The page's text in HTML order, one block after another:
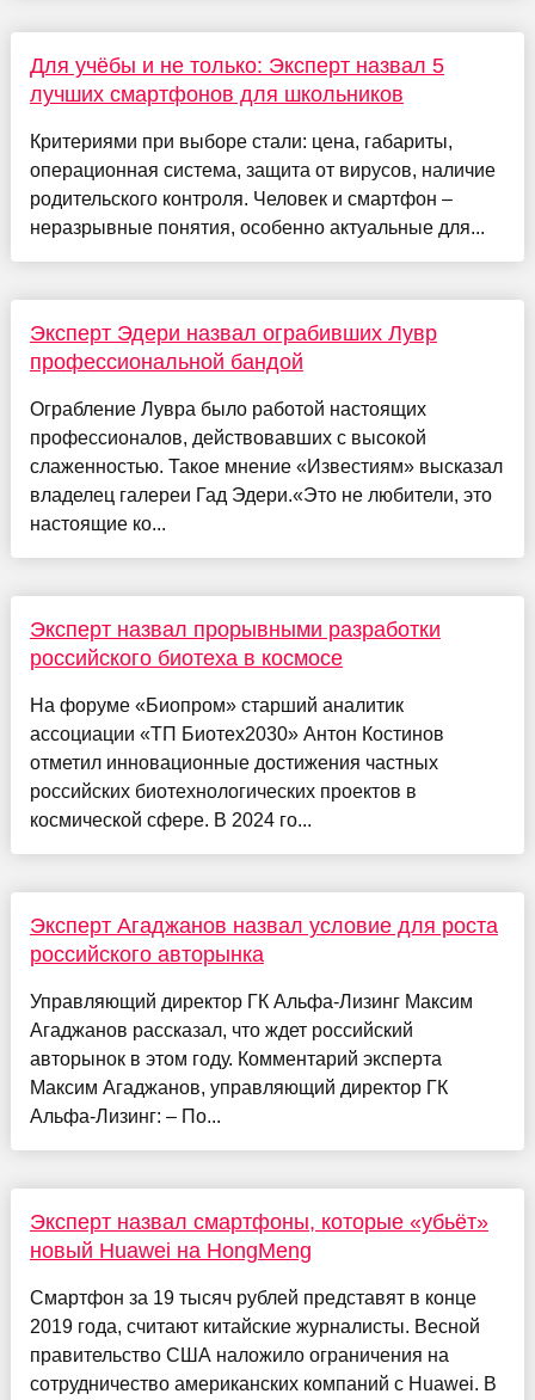
Для учёбы и не только: Эксперт назвал 5
лучших смартфонов для школьников
Критериями при выборе стали: цена, габариты,
операционная система, защита от вирусов, наличие
родительского контроля. Человек и смартфон –
неразрывные понятия, особенно актуальные для...
Эксперт Эдери назвал ограбивших Лувр
профессиональной бандой
Ограбление Лувра было работой настоящих
профессионалов, действовавших с высокой
слаженностью. Такое мнение «Известиям» высказал
владелец галереи Гад Эдери.«Это не любители, это
настоящие ко...
Эксперт назвал прорывными разработки
российского биотеха в космосе
На форуме «Биопром» старший аналитик
ассоциации «ТП Биотех2030» Антон Костинов
отметил инновационные достижения частных
российских биотехнологических проектов в
космической сфере. В 2024 го...
Эксперт Агаджанов назвал условие для роста
российского авторынка
Управляющий директор ГК Альфа-Лизинг Максим
Агаджанов рассказал, что ждет российский
авторынок в этом году. Комментарий эксперта
Максим Агаджанов, управляющий директор ГК
Альфа-Лизинг: – По...
Эксперт назвал смартфоны, которые «убьёт»
новый Huawei на HongMeng
Смартфон за 19 тысяч рублей представят в конце
2019 года, считают китайские журналисты. Весной
правительство США наложило ограничения на
сотрудничество американских компаний с Huawei. В